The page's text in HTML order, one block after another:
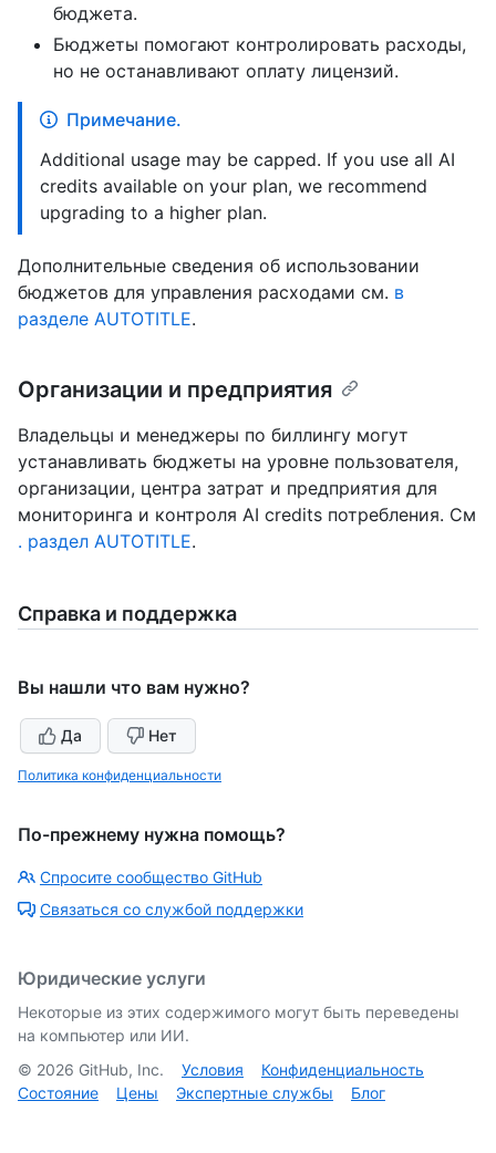
бюджета.
Бюджеты помогают контролировать расходы,
но не останавливают оплату лицензий.
Примечание.
Additional usage may be capped. If you use all AI
credits available on your plan, we recommend
upgrading to a higher plan.
Дополнительные сведения об использовании
бюджетов для управления расходами см. в
разделе AUTOTITLE.
Организации и предприятия
Владельцы и менеджеры по биллингу могут
устанавливать бюджеты на уровне пользователя,
организации, центра затрат и предприятия для
мониторинга и контроля AI credits потребления. См
. раздел AUTOTITLE.
Справка и поддержка
Вы нашли что вам нужно?
Да Нет
Политика конфиденциальности
По-прежнему нужна помощь?
Спросите сообщество GitHub
Связаться со службой поддержки
Юридические услуги
Некоторые из этих содержимого могут быть переведены
на компьютер или ИИ.
© 2026 GitHub, Inc. Условия
Конфиденциальность
Состояние
Цены Экспертные службы Блог